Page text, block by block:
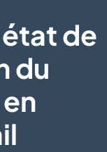
de
du